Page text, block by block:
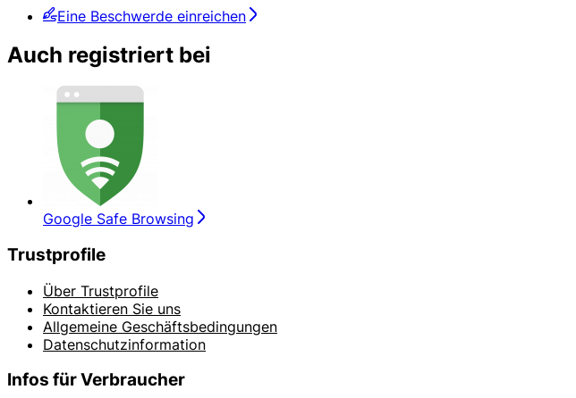
Eine Beschwerde einreichen
Auch registriert bei
Google Safe Browsing
Trustprofile
Über Trustprofile
Kontaktieren Sie uns
Allgemeine Geschäftsbedingungen
Datenschutzinformation
Infos für Verbraucher